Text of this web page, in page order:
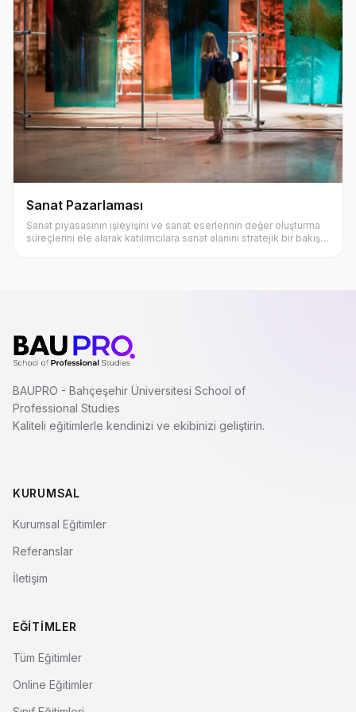
Sanat Pazarlaması
Sanat piyasasının işleyişini ve sanat eserlerinin değer oluşturma
süreçlerini ele alarak katılımcılara sanat alanını stratejik bir bakış
BAUPRO - Bahçeşehir Üniversitesi School of
Professional Studies
Kaliteli eğitimlerle kendinizi ve ekibinizi geliştirin.
KURUMSAL
Kurumsal Eğitimler
Referanslar
İletişim
EĞITIMLER
Tüm Eğitimler
Online Eğitimler